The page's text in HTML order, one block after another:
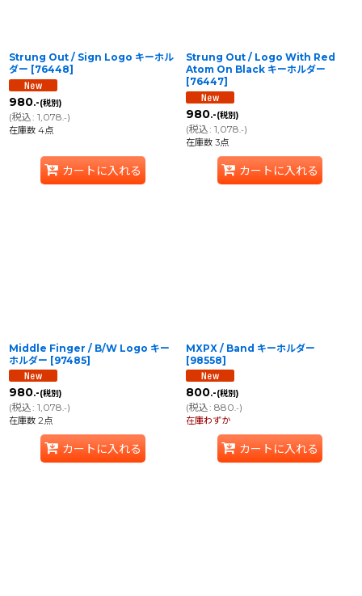
Strung Out / Sign Logo キーホル
ダー [76448]
980.-(税別)
(税込: 1,078.-)
在庫数 4点
カートに入れる
Strung Out / Logo With Red
Atom On Black キーホルダー
[76447]
980.-(税別)
(税込: 1,078.-)
在庫数 3点
カートに入れる
Middle Finger / B/W Logo キー
ホルダー [97485]
980.-(税別)
(税込: 1,078.-)
在庫数 2点
カートに入れる
MXPX / Band キーホルダー
[98558]
800.-(税別)
(税込: 880.-)
在庫わずか
カートに入れる